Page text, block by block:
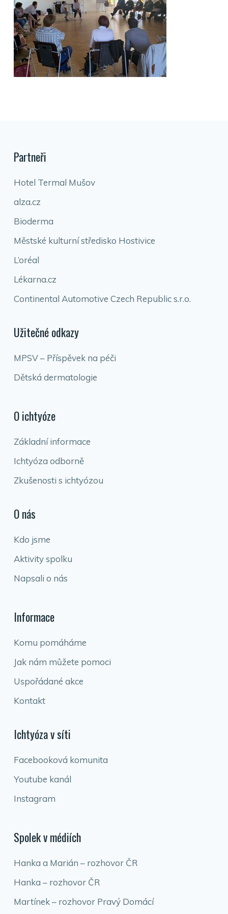
Partneři
Hotel Termal Mušov
alza.cz
Bioderma
Městské kulturní středisko Hostivice
L’oréal
Lékarna.cz
Continental Automotive Czech Republic s.r.o.
Užitečné odkazy
MPSV – Příspěvek na péči
Dětská dermatologie
O ichtyóze
Základní informace
Ichtyóza odborně
Zkušenosti s ichtyózou
O nás
Kdo jsme
Aktivity spolku
Napsali o nás
Informace
Komu pomáháme
Jak nám můžete pomoci
Uspořádané akce
Kontakt
Ichtyóza v síti
Facebooková komunita
Youtube kanál
Instagram
Spolek v médiích
Hanka a Marián – rozhovor ČR
Hanka – rozhovor ČR
Martínek – rozhovor Pravý Domácí